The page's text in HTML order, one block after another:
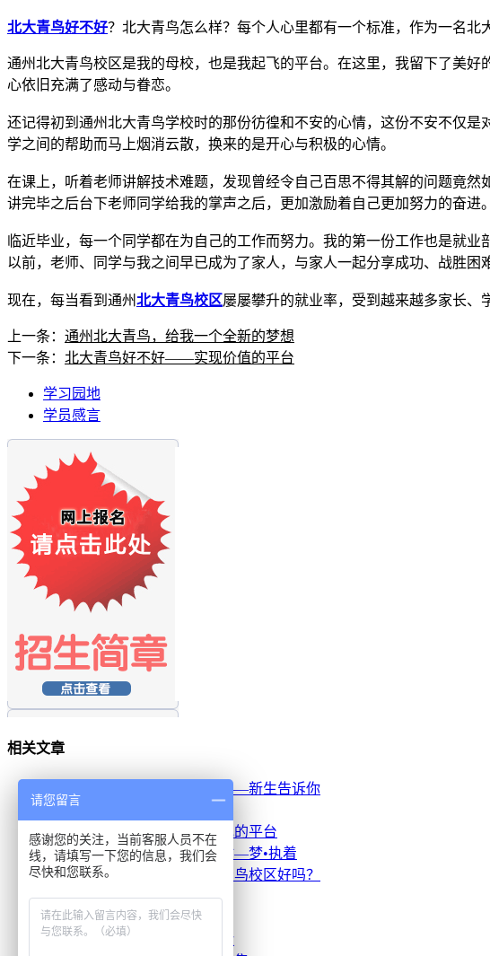
北大青鸟好不好？北大青鸟怎么样？每个人心里都有一个标准，作为一名北
通州北大青鸟校区是我的母校，也是我起飞的平台。在这里，我留下了美
心依旧充满了感动与眷恋。
还记得初到通州北大青鸟学校时的那份彷徨和不安的心情，这份不安不仅
学之间的帮助而马上烟消云散，换来的是开心与积极的心情。
在课上，听着老师讲解技术难题，发现曾经令自己百思不得其解的问题竟
讲完毕之后台下老师同学给我的掌声之后，更加激励着自己更加努力的奋进。
临近毕业，每一个同学都在为自己的工作而努力。我的第一份工作也是就
以前，老师、同学与我之间早已成为了家人，与家人一起分享成功、战胜困
现在，每当看到通州北大青鸟校区屡屡攀升的就业率，受到越来越多家长、
上一条： 通州北大青鸟，给我一个全新的梦想
下一条： 北大青鸟好不好——实现价值的平台
学习园地
学员感言
相关文章
没有基础能学北大青鸟吗？——新生告诉你
·选对IT培训 迅速成专才
·通州北大青鸟学校：梦想高飞的平台
写在北京北大青鸟学校离别时—梦•执着
·用时间来回答——北京北大青鸟校区好吗？
·北大青鸟就业最好的校区
·北大青鸟，成就梦想
·优秀学员回北大青鸟分享经验
请您留言
感谢您的关注，当前客服人员不在
线，请填写一下您的信息，我们会
尽快和您联系。